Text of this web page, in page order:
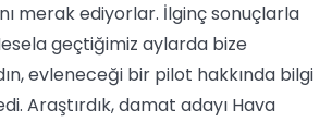
merak ediyorlar. İlginç sonuçlarla
geçtiğimiz aylarda bize
evleneceği bir pilot hakkında bilgi
Araştırdık, damat adayı Hava